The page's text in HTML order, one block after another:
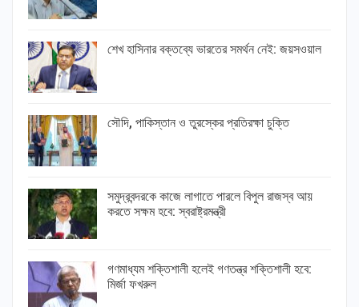
শেখ হাসিনার বক্তব্যে ভারতের সমর্থন নেই: জয়সওয়াল
সৌদি, পাকিস্তান ও তুরস্কের প্রতিরক্ষা চুক্তি
সমুদ্রবন্দরকে কাজে লাগাতে পারলে বিপুল রাজস্ব আয়
করতে সক্ষম হবে: স্বরাষ্ট্রমন্ত্রী
গণমাধ্যম শক্তিশালী হলেই গণতন্ত্র শক্তিশালী হবে:
মির্জা ফখরুল